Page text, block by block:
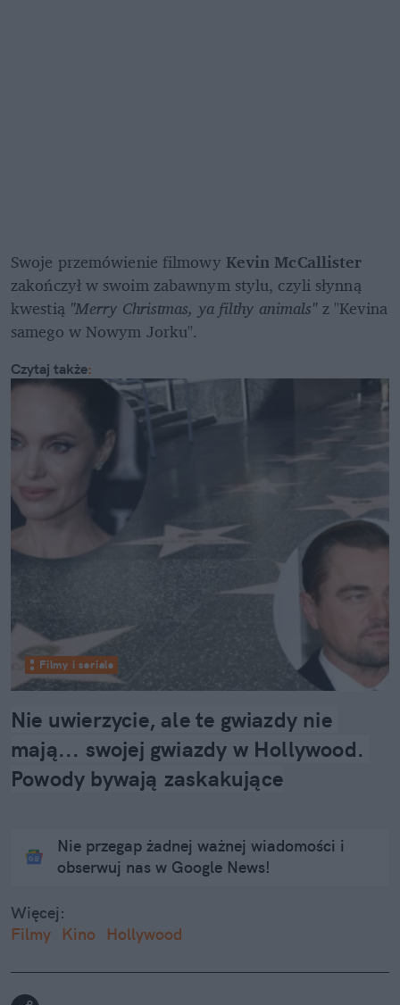
Swoje przemówienie filmowy Kevin McCallister
zakończył w swoim zabawnym stylu, czyli słynną
kwestią "Merry Christmas, ya filthy animals" z "Kevina
samego w Nowym Jorku".
Czytaj także:
Filmy i seriale
Nie uwierzycie, ale te gwiazdy nie
mają... swojej gwiazdy w Hollywood.
Powody bywają zaskakujące
Nie przegap żadnej ważnej wiadomości i
obserwuj nas w Google News!
Więcej:
Filmy
Kino Hollywood